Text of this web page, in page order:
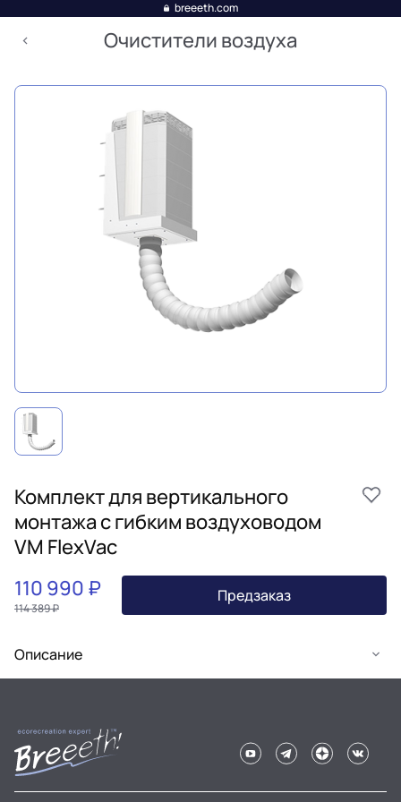
breeeth.com
Очистители воздуха
Комплект для вертикального
монтажа с гибким воздуховодом
VM FlexVac
110 990 ₽
114 389 ₽
Предзаказ
Описание